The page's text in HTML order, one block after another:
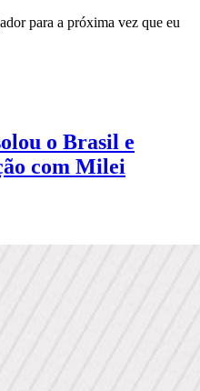
para a próxima vez que eu
o Brasil e
com Milei